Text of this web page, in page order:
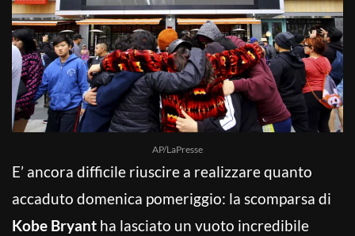
AP/LaPresse
E’ ancora difficile riuscire a realizzare quanto
accaduto domenica pomeriggio: la scomparsa di
Kobe Bryant ha lasciato un vuoto incredibile